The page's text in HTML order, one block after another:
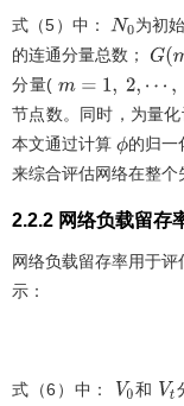
(N
式（5）中： N0 为初
的连通分量总数；
G(m
分量( m=1, 2,⋯, Mc
节点数。同时，为量
本文通过计算 ϕ的归一
来综合评估网络在整个
2.2.2 网络负载留存
网络负载留存率用于
示：
式（6）中： V0和 Vt